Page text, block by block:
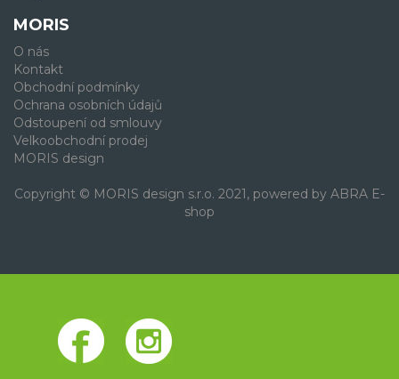
MORIS
O nás
Kontakt
Obchodní podmínky
Ochrana osobních údajů
Odstoupení od smlouvy
Velkoobchodní prodej
MORIS design
Copyright © MORIS design s.r.o. 2021, powered by ABRA E-
shop